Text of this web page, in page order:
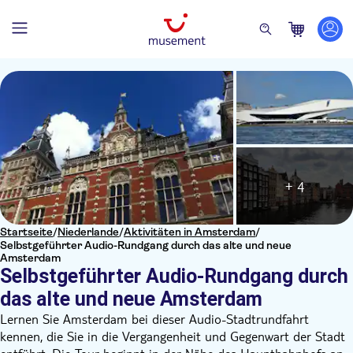
Startseite/Niederlande/Aktivitäten in Amsterdam/
Selbstgeführter Audio-Rundgang durch das alte und neue
Amsterdam
Selbstgeführter Audio-Rundgang durch
das alte und neue Amsterdam
+ 4
Lernen Sie Amsterdam bei dieser Audio-Stadtrundfahrt
kennen, die Sie in die Vergangenheit und Gegenwart der Stadt